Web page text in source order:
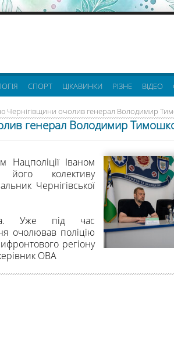
СПОРТ ЦІКАВИНКИ РІЗНЕ ВІДЕО
Чернігівщини очолив генерал Володимир
генерал Володимир
Нацполіції Іваном
його колективу
Чернігівської
Уже під час
очолював поліцію
регіону
ОВА